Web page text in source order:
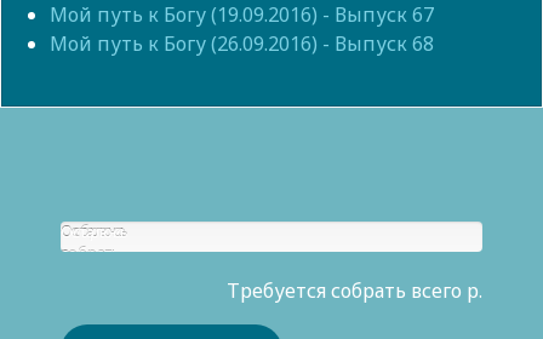
Мой путь к Богу (19.09.2016) - Выпуск 67
Мой путь к Богу (26.09.2016) - Выпуск 68
Собрано
р.
Осталось
собрать
Требуется собрать всего р.